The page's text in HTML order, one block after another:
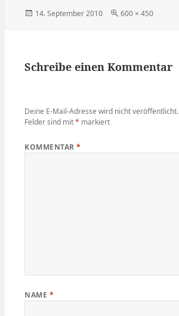
Veröffentlicht
14. September 2010
Volle
600 × 450
Schreibe einen Kommentar
Deine E-Mail-Adresse wird nicht veröffentlicht.
Felder sind mit* markiert
KOMMENTAR*
NAME *